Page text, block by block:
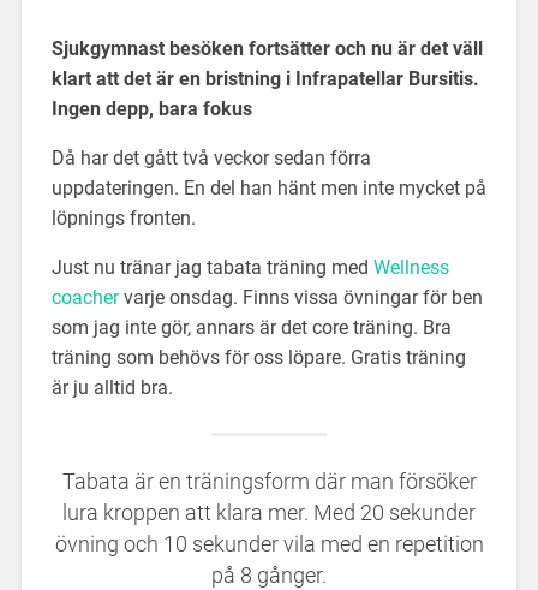
Sjukgymnast besöken fortsätter och nu är det väll
klart att det är en bristning i Infrapatellar Bursitis.
Ingen depp, bara fokus
Då har det gått två veckor sedan förra
uppdateringen. En del han hänt men inte mycket på
löpnings fronten.
Just nu tränar jag tabata träning med Wellness
coachervarje onsdag. Finns vissa övningar för ben
som jag inte gör, annars är det core träning. Bra
träning som behövs för oss löpare. Gratis träning
är ju alltid bra.
Tabata är en träningsform där man försöker
lura kroppen att klara mer. Med 20 sekunder
övning och 10 sekunder vila med en repetition
på 8 gånger.